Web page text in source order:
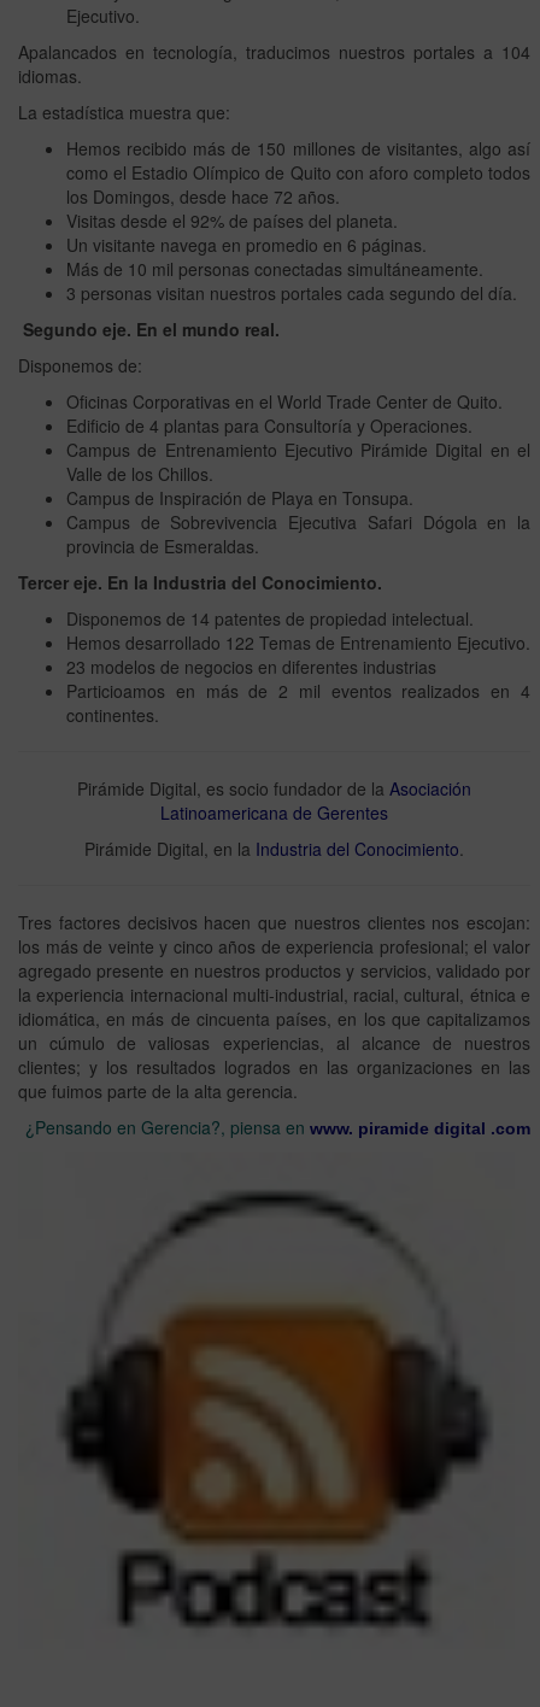
Ejecutivo.
Apalancados en tecnología, traducimos nuestros portales a 104
idiomas.
La estadística muestra que:
Hemos recibido más de 150 millones de visitantes, algo así
como el Estadio Olímpico de Quito con aforo completo todos
los Domingos, desde hace 72 años.
Visitas desde el 92% de países del planeta.
Un visitante navega en promedio en 6 páginas.
Más de 10 mil personas conectadas simultáneamente.
3 personas visitan nuestros portales cada segundo del día.
Segundo eje. En el mundo real.
Disponemos de:
Oficinas Corporativas en el World Trade Center de Quito.
Edificio de 4 plantas para Consultoría y Operaciones.
Campus de Entrenamiento Ejecutivo Pirámide Digital en el
Valle de los Chillos.
Campus de Inspiración de Playa en Tonsupa.
Campus de Sobrevivencia Ejecutiva Safari Dógola en la
provincia de Esmeraldas.
Tercer eje. En la Industria del Conocimiento.
Disponemos de 14 patentes de propiedad intelectual.
Hemos desarrollado 122 Temas de Entrenamiento Ejecutivo.
23 modelos de negocios en diferentes industrias
Particioamos en más de 2 mil eventos realizados en 4
continentes.
Pirámide Digital, es socio fundador de la Asociación
Latinoamericana de Gerentes
Pirámide Digital, en la Industria del Conocimiento.
Tres factores decisivos hacen que nuestros clientes nos escojan:
los más de veinte y cinco años de experiencia profesional; el valor
agregado presente en nuestros productos y servicios, validado por
la experiencia internacional multi-industrial, racial, cultural, étnica e
idiomática, en más de cincuenta países, en los que capitalizamos
un cúmulo de valiosas experiencias, al alcance de nuestros
clientes; y los resultados logrados en las organizaciones en las
que fuimos parte de la alta gerencia.
¿Pensando en Gerencia?, piensa en www. piramide digital .com